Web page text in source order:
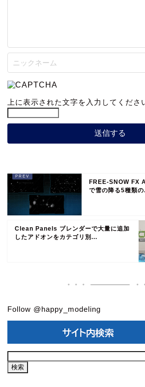
上に表示された文字を入力してくださ
FREE-SNOW FX
で雪の降る5種類
Clean Panels ブレンダーで大量に追加
したアドオンをカテゴリ別...
Follow @happy_modeling